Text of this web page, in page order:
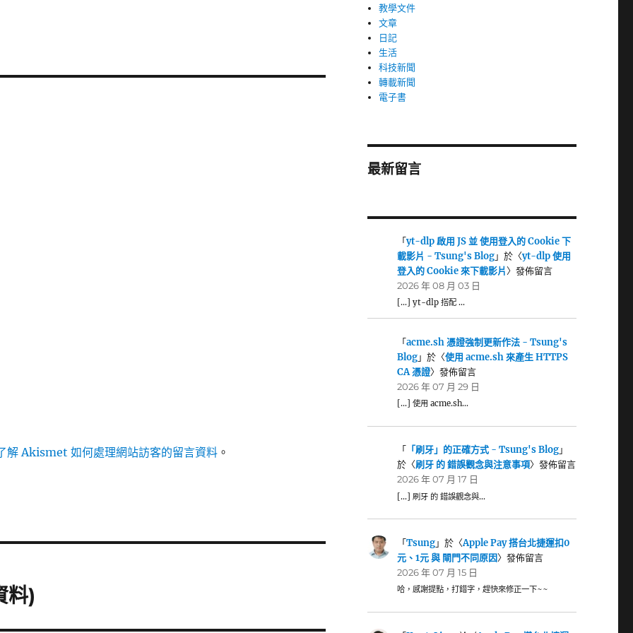
解 Akismet 如何處理網站訪客的留言資料 。
料)
教學文件
文章
日記
生活
科技新聞
轉載新聞
電子書
最新留言
「yt-dlp 啟用 JS 並 使用登入的 Cookie 下
載影片 - Tsung's Blog」於〈yt-dlp 使用
登入的 Cookie 來下載影片〉發佈留言
2026 年 08 月 03 日
[…] yt-dlp 搭配 …
「acme.sh 憑證強制更新作法 - Tsung's
Blog」於〈使用 acme.sh 來產生 HTTPS
CA 憑證〉發佈留言
2026 年 07 月 29 日
[…] 使用 acme.sh…
「 「刷牙」的正確方式 - Tsung's Blog」
於〈刷牙 的 錯誤觀念與注意事項〉發佈留言
2026 年 07 月 17 日
[…] 刷牙 的 錯誤觀念與…
「Tsung」於〈Apple Pay 搭台北捷運扣0
元、1元 與 閘門不同原因〉發佈留言
2026 年 07 月 15 日
哈，感謝提點，打錯字，趕快來修正一下~~